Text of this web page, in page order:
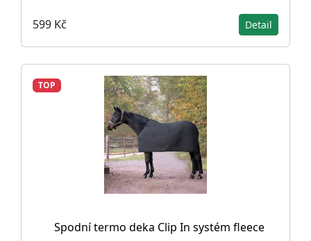
599 Kč Detail
TOP
Spodní termo deka Clip In systém fleece